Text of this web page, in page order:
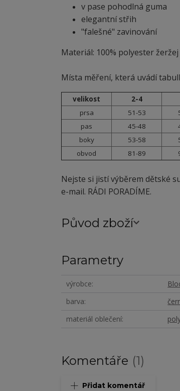
v pase pohodlná guma
elegantní střih
"falešné" zavinování
Materiál: 100% polyester žeržej
Místa měření, která uvádí
velikost 2-4
prsa
51-53
pas
45-48
boky
53-58
obvod
81-89
Nejste si jistí výběrem dětské
e-mail. RÁDI PORADÍME.
Původ zboží
Parametry
výrobce
barva
materiál oblečení
Komentáře 1
Přidat komentář